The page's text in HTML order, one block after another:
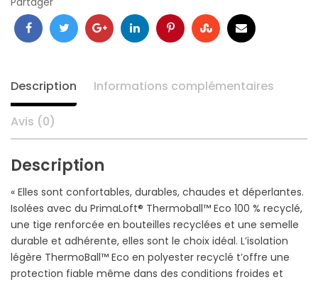
FacebookTwitter GoogleLinkedInPinterestStumbleupon
Email
Description Informations complémentaires
Avis (0)
Description
« Elles sont confortables, durables, chaudes et déperlantes.
Isolées avec du PrimaLoft® Thermoball™ Eco 100 % recyclé,
une tige renforcée en bouteilles recyclées et une semelle
durable et adhérente, elles sont le choix idéal. L’isolation
légère ThermoBall™ Eco en polyester recyclé t’offre une
protection fiable même dans des conditions froides et